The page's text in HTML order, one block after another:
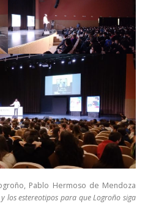
Pablo Hermoso de Mendoza
los estereotipos para que Logroño siga